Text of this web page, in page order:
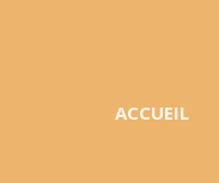
ACCUEIL